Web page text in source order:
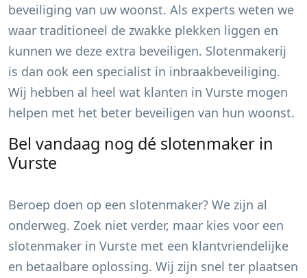
beveiliging van uw woonst. Als experts weten we
waar traditioneel de zwakke plekken liggen en
kunnen we deze extra beveiligen. Slotenmakerij
is dan ook een specialist in inbraakbeveiliging.
Wij hebben al heel wat klanten in Vurste mogen
helpen met het beter beveiligen van hun woonst.
Bel vandaag nog dé slotenmaker in
Vurste
Beroep doen op een slotenmaker? We zijn al
onderweg. Zoek niet verder, maar kies voor een
slotenmaker in Vurste met een klantvriendelijke
en betaalbare oplossing. Wij zijn snel ter plaatsen